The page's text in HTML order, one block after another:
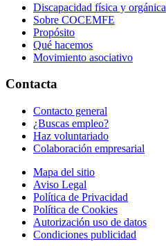
Discapacidad física y orgánica
Sobre COCEMFE
Propósito
Qué hacemos
Movimiento asociativo
Contacta
Contacto general
¿Buscas empleo?
Haz voluntariado
Colaboración empresarial
Mapa del sitio
Aviso Legal
Política de Privacidad
Política de Cookies
Autorización uso de datos
Condiciones publicidad